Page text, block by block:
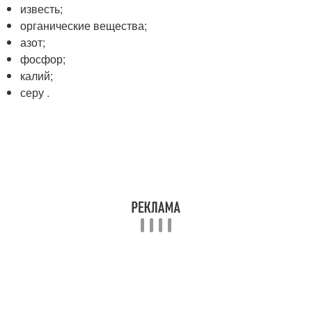
известь;
органические вещества;
азот;
фосфор;
калий;
серу .